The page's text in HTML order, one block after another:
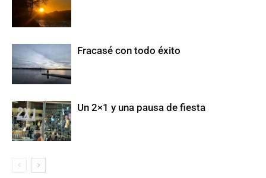
Fracasé con todo éxito
Un 2×1 y una pausa de fiesta